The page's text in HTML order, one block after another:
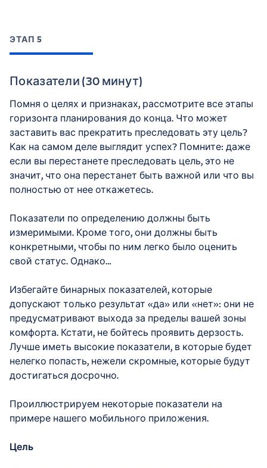
ЭТАП 5
Показатели (30 минут)
Помня о целях и признаках, рассмотрите все этапы
горизонта планирования до конца. Что может
заставить вас прекратить преследовать эту цель?
Как на самом деле выглядит успех? Помните: даже
если вы перестанете преследовать цель, это не
значит, что она перестанет быть важной или что вы
полностью от нее откажетесь.
Показатели по определению должны быть
измеримыми. Кроме того, они должны быть
конкретными, чтобы по ним легко было оценить
свой статус. Однако…
Избегайте бинарных показателей, которые
допускают только результат «да» или «нет»: они не
предусматривают выхода за пределы вашей зоны
комфорта. Кстати, не бойтесь проявить дерзость.
Лучше иметь высокие показатели, в которые будет
нелегко попасть, нежели скромные, которые будут
достигаться досрочно.
Проиллюстрируем некоторые показатели на
примере нашего мобильного приложения.
Цель